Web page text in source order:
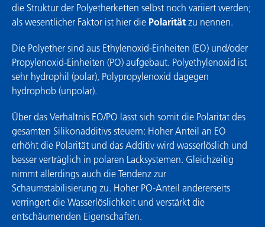
die Struktur der Polyetherketten selbst noch variiert werden;
als wesentlicher Faktor ist hier die Polarität zu nennen.
Die Polyether sind aus Ethylenoxid-Einheiten (EO) und/oder
Propylenoxid-Einheiten (PO) aufgebaut. Polyethylenoxid ist
sehr hydrophil (polar), Polypropylenoxid dagegen
hydrophob (unpolar).
Über das Verhältnis EO/PO lässt sich somit die Polarität des
gesamten Silikon­additivs steuern: Hoher Anteil an EO
erhöht die Polarität und das Additiv wird wasserlöslich und
besser verträglich in polaren Lacksystemen. Gleichzeitig
nimmt allerdings auch die Tendenz zur
Schaumstabilisierung zu. Hoher PO-Anteil andererseits
verringert die Wasserlöslichkeit und verstärkt die
entschäumenden Eigenschaften.